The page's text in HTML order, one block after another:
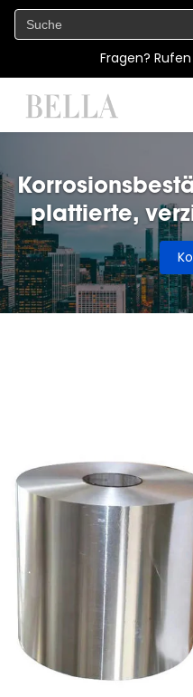
Fragen?
plattierte,